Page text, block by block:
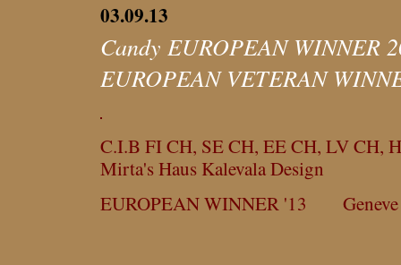
03.09.13
Candy EUROPEAN WINNER
EUROPEAN VETERAN
C.I.B FI CH, SE CH, EE CH, LV CH,
Mirta's Haus Kalevala Design
EUROPEAN WINNER '13 Geneve